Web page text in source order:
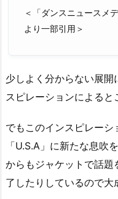
＜「ダンスニュースメ
より一部引用＞
少しよく分からない展
スピレーションによる
でもこのインスピレーシ
「U.S.A」に新たな息吹
からもジャケットで話
了したりしているので大